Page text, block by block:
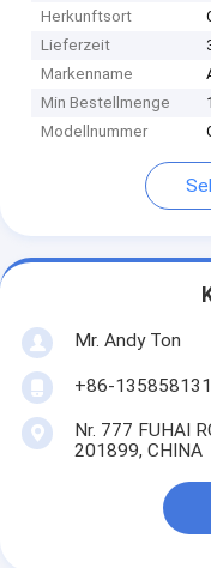
Herkunftsort
Lieferzeit
Markenname
Min Bestellmenge
Modellnummer
Mr. Andy Ton
+86-
Nr. 777 FUHAI
201899, CHINA